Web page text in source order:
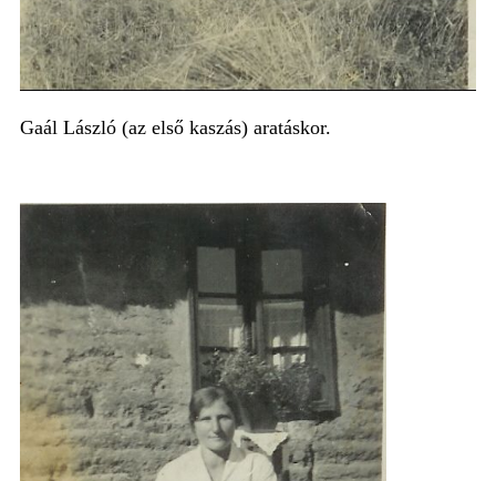
Gaál László (az első kaszás) aratáskor.